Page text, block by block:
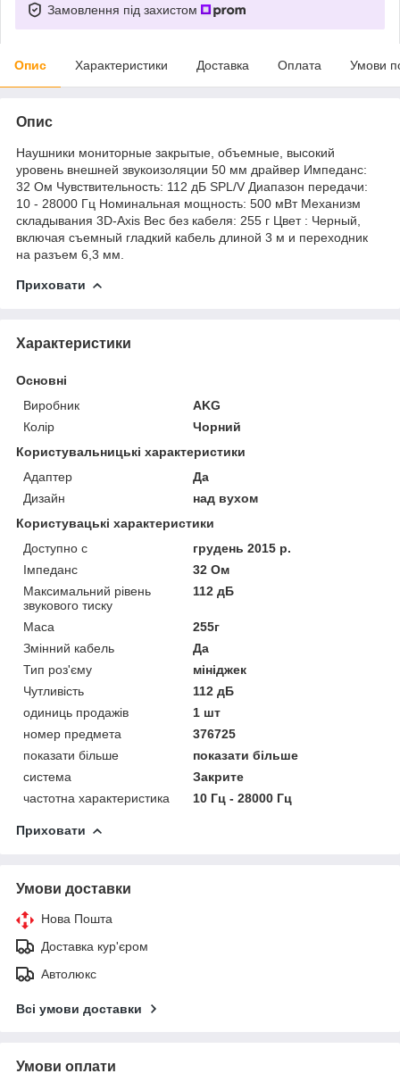
Замовлення під захистом
Опис Характеристики Доставка Оплата Умови
Опис
Наушники мониторные закрытые, объемные, высокий
уровень внешней звукоизоляции 50 мм драйвер Импеданс:
32 Ом Чувствительность: 112 дБ SPL/V Диапазон передачи:
10 - 28000 Гц Номинальная мощность: 500 мВт Механизм
складывания 3D-Axis Вес без кабеля: 255 г Цвет : Черный,
включая съемный гладкий кабель длиной 3 м и переходник
на разъем 6,3 мм.
Приховати
Характеристики
Основні
Виробник
AKG
Колір
Чорний
Користувальницькі характеристики
Адаптер
Да
Дизайн
над вухом
Користувацькi характеристики
Доступно с
грудень 2015 р.
Імпеданс
32 Ом
Максимальний рівень
звукового тиску
112 дБ
Маса
255г
Змінний кабель
Да
Тип роз'єму
мініджек
Чутливість
112 дБ
одиниць продажів
1 шт
номер предмета
376725
показати більше
показати більше
система
Закрите
частотна характеристика
10 Гц - 28000 Гц
Приховати
Умови доставки
Нова Пошта
Доставка кур'єром
Автолюкс
Всі умови доставки
Умови оплати